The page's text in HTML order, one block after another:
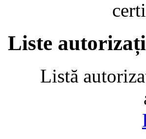
Liste
Listă